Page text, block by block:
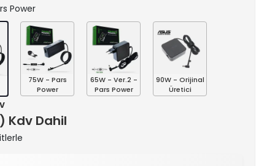
Power
75W - Pars
Power
65W - Ver.2 -
Pars Power
90W - Orijinal
Üretici
Kdv Dahil